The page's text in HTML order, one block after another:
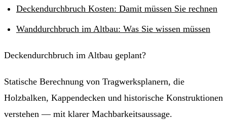
Deckendurchbruch Kosten: Damit müssen Sie rechnen
Wanddurchbruch im Altbau: Was Sie wissen müssen
Deckendurchbruch im Altbau geplant?
Statische Berechnung von Tragwerksplanern, die
Holzbalken, Kappendecken und historische Konstruktionen
verstehen — mit klarer Machbarkeitsaussage.